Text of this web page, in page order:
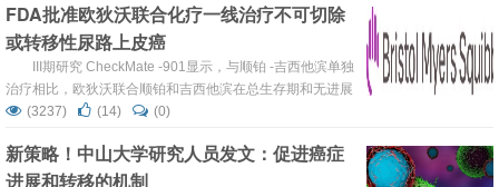
究中，体内实验表明，来自LSD1 KD乳腺癌细胞的外泌体显
著...
FDA批准欧狄沃联合化疗一线治疗不可切除
或转移性尿路上皮癌
III期研究 CheckMate -901显示，与顺铂 -吉西他滨单独
治疗相比，欧狄沃联合顺铂和吉西他滨在总生存期和无进展
生存期方面显示出具有显著统计学意义的改善1 百时美施贵
®（纳武利尤单抗）联合顺铂和吉西他滨方案，用于不可切
除或转移性尿路上皮癌 （UC）成年患者的一线治疗1,2 。
(3237) (14) (0)
新策略！中山大学研究人员发文：促进癌症
进展和转移的机制